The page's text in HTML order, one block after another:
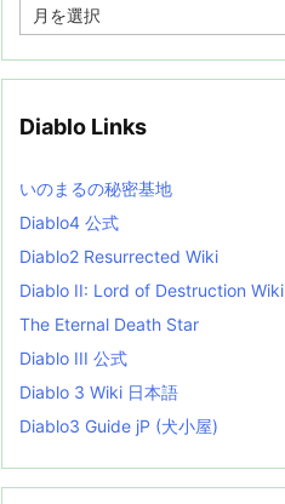
e
i
s
t
Diablo Links
いのまるの秘密基地
Diablo4 公式
Diablo2 Resurrected Wiki
Diablo II: Lord of Destruction Wiki
The Eternal Death Star
Diablo III 公式
Diablo 3 Wiki 日本語
Diablo3 Guide jP (犬小屋)